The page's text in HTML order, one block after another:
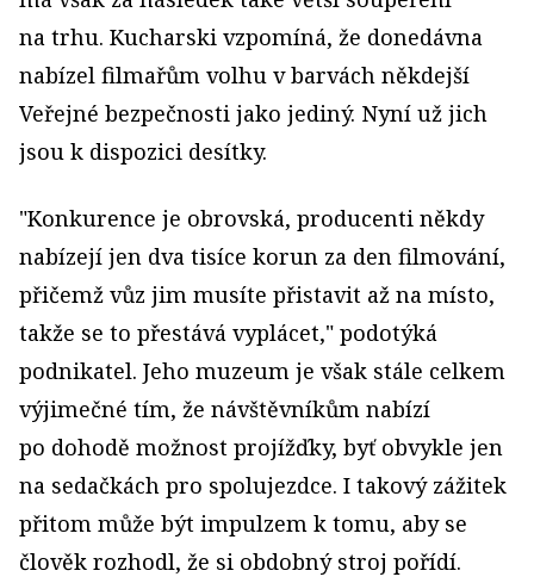
na trhu. Kucharski vzpomíná, že donedávna
nabízel filmařům volhu v barvách někdejší
Veřejné bezpečnosti jako jediný. Nyní už jich
jsou k dispozici desítky.
"Konkurence je obrovská, producenti někdy
nabízejí jen dva tisíce korun za den filmování,
přičemž vůz jim musíte přistavit až na místo,
takže se to přestává vyplácet," podotýká
podnikatel. Jeho muzeum je však stále celkem
výjimečné tím, že návštěvníkům nabízí
po dohodě možnost projížďky, byť obvykle jen
na sedačkách pro spolujezdce. I takový zážitek
přitom může být impulzem k tomu, aby se
člověk rozhodl, že si obdobný stroj pořídí.